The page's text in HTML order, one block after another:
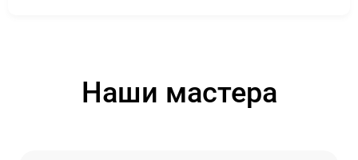
Наши мастера